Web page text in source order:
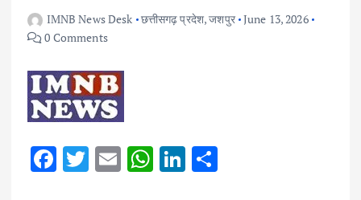
IMNB News Desk छत्तीसगढ़ प्रदेश,जशपुर June 13, 2026
0 Comments
F T E W Li